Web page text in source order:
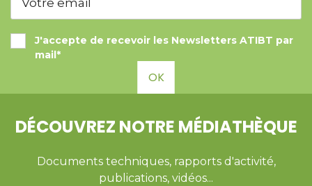
J'accepte de recevoir les Newsletters ATIBT par
mail*
OK
DÉCOUVREZ NOTRE MÉDIATHÈQUE
Documents techniques, rapports d'activité,
publications, vidéos...